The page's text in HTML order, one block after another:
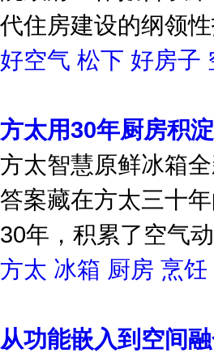
代住房建设的纲领
好空气 松下 好房子
方太用30年厨房积
方太智慧原鲜冰箱
答案藏在方太三十
30年，积累了空气
方太 冰箱 厨房 烹饪
从功能嵌入到空间